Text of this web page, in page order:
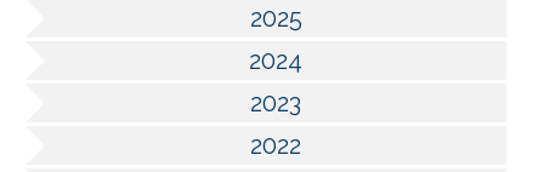
2025
2024
2023
2022